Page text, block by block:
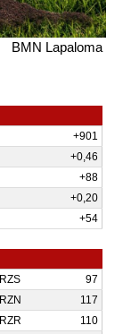
BMN Lapaloma
+901
+0,46
+88
+0,20
+54
RZS
97
RZN
117
RZR
110